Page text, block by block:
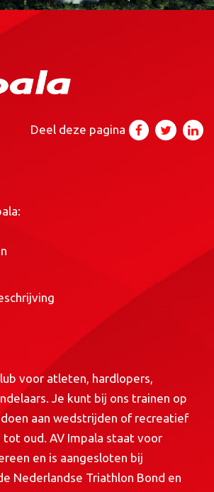
Deel deze pagina
voor atleten, hardlopers,
Je kunt bij ons trainen op
aan wedstrijden of recreatief
tot oud. AV Impala staat voor
en is aangesloten bij
Nederlandse Triathlon Bond en